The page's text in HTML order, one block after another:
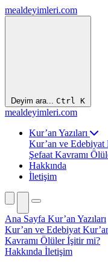
mealdeyimleri.com
Deyim ara... Ctrl K
mealdeyimleri.com
Kur’an Yazıları
Kur’an ve Edebiyat
Şefaat Kavramı
Hakkında
İletişim
Ana Sayfa Kur’an Yazıları
Kur’an ve Edebiyat
Kavramı Ölüler İşitir mi?
Hakkında İletişim